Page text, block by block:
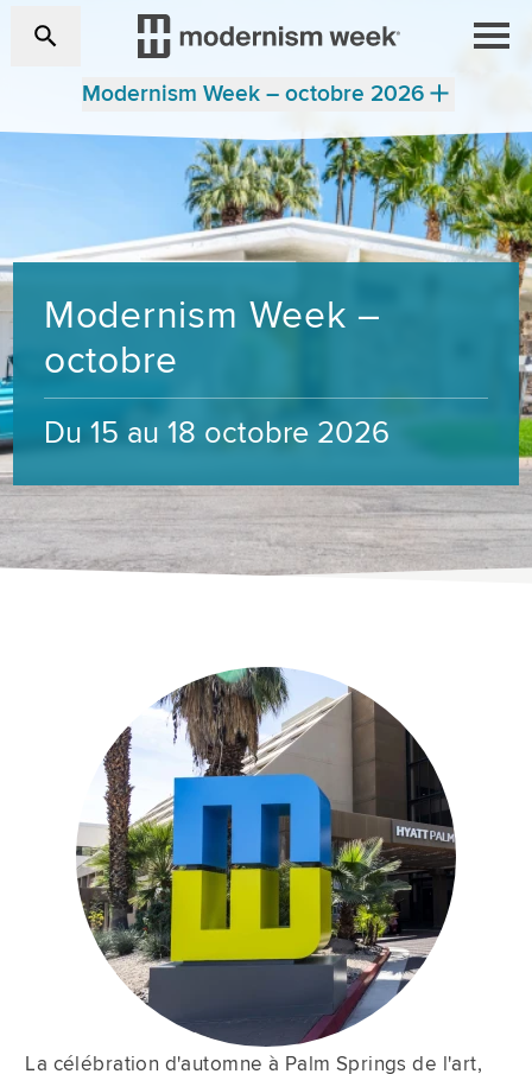
Modernism Week – octobre 2026
Modernism Week –
octobre
Du 15 au 18 octobre 2026
La célébration d'automne à Palm Springs de l'art,